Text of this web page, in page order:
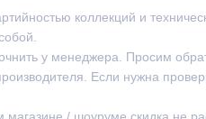
коллекций и
у менеджера. Просим
Если нужна